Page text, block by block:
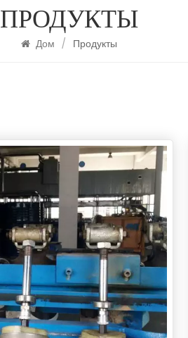
ПРОДУКТЫ
Дом / Продукты